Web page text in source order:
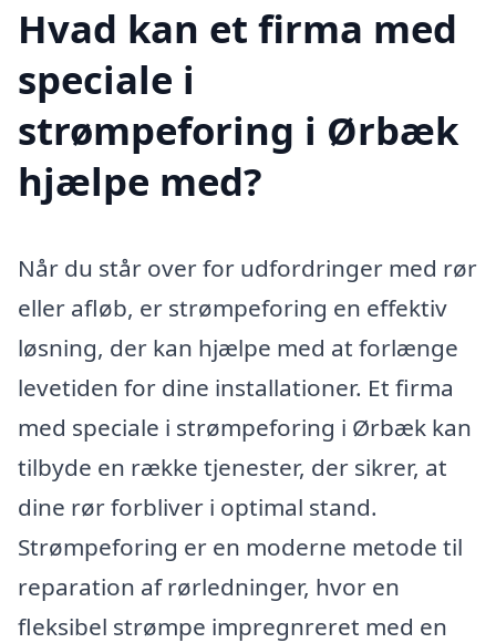
Hvad kan et firma med
speciale i
strømpeforing i Ørbæk
hjælpe med?
Når du står over for udfordringer med rør
eller afløb, er strømpeforing en effektiv
løsning, der kan hjælpe med at forlænge
levetiden for dine installationer. Et firma
med speciale i strømpeforing i Ørbæk kan
tilbyde en række tjenester, der sikrer, at
dine rør forbliver i optimal stand.
Strømpeforing er en moderne metode til
reparation af rørledninger, hvor en
fleksibel strømpe impregnreret med en